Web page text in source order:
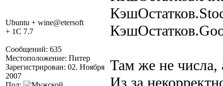
Ubuntu + wine@etersoft
+ 1C 7.7
Сообщений: 635
Местоположение: Питер
Зарегистрирован: 02. Ноября
2007
Там же не числа,
Из за